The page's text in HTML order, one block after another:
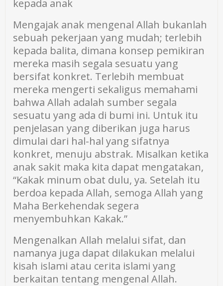
kepada anak
Mengajak anak mengenal Allah bukanlah
sebuah pekerjaan yang mudah; terlebih
kepada balita, dimana konsep pemikiran
mereka masih segala sesuatu yang
bersifat konkret. Terlebih membuat
mereka mengerti sekaligus memahami
bahwa Allah adalah sumber segala
sesuatu yang ada di bumi ini. Untuk itu
penjelasan yang diberikan juga harus
dimulai dari hal-hal yang sifatnya
konkret, menuju abstrak. Misalkan ketika
anak sakit maka kita dapat mengatakan,
“Kakak minum obat dulu, ya. Setelah itu
berdoa kepada Allah, semoga Allah yang
Maha Berkehendak segera
menyembuhkan Kakak.”
Mengenalkan Allah melalui sifat, dan
namanya juga dapat dilakukan melalui
kisah islami atau cerita islami yang
berkaitan tentang mengenal Allah.